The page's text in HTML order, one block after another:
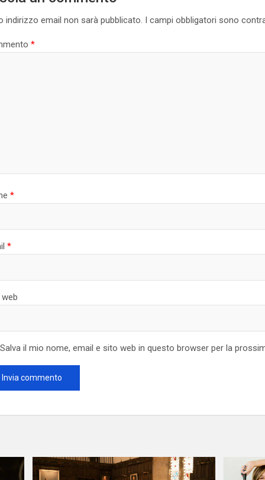
indirizzo email non sarà pubblicato. I campi obbligatori sono
*
*
*
Salva il mio nome, email e sito web in questo browser per la